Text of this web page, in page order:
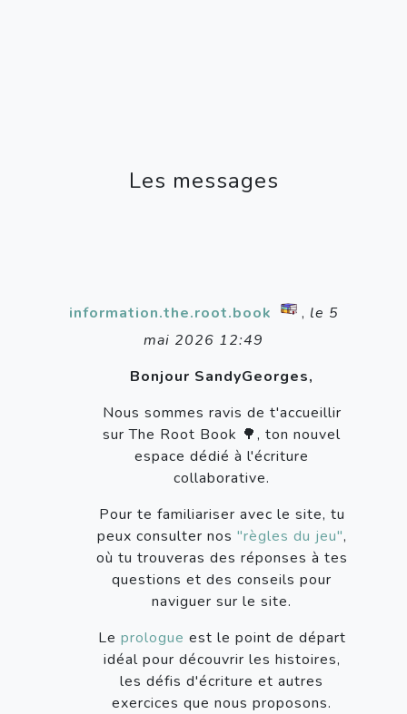
Les messages
information.the.root.book , le 5
mai 2026 12:49
Bonjour SandyGeorges,
Nous sommes ravis de t'accueillir
sur The Root Book 🌳, ton nouvel
espace dédié à l'écriture
collaborative.
Pour te familiariser avec le site, tu
peux consulter nos "règles du jeu",
où tu trouveras des réponses à tes
questions et des conseils pour
naviguer sur le site.
Le prologue est le point de départ
idéal pour découvrir les histoires,
les défis d'écriture et autres
exercices que nous proposons.